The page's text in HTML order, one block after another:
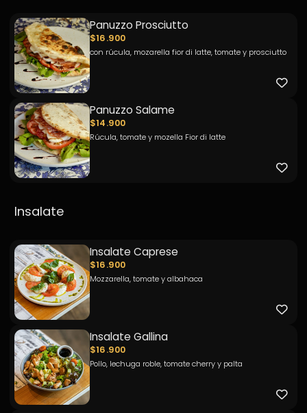
Panuzzo Prosciutto
$16.900
con rúcula, mozarella fior di latte, tomate y prosciutto
Panuzzo Salame
$14.900
Rúcula, tomate y mozella Fior di latte
Insalate
Insalate Caprese
$16.900
Mozzarella, tomate y albahaca
Insalate Gallina
$16.900
Pollo, lechuga roble, tomate cherry y palta